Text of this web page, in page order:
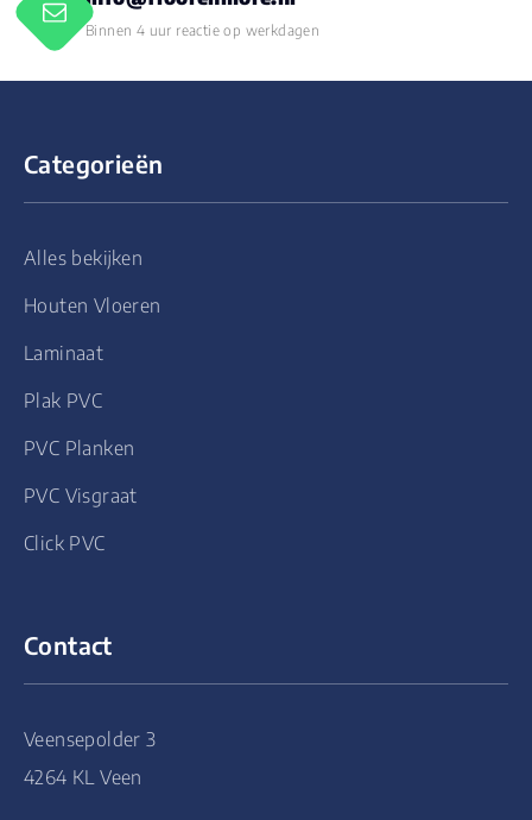
Binnen 4 uur reactie op werkdagen
Categorieën
Alles bekijken
Houten Vloeren
Laminaat
Plak PVC
PVC Planken
PVC Visgraat
Click PVC
Contact
Veensepolder 3
4264 KL Veen